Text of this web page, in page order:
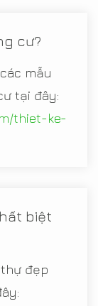
cư?
mẫu
tại đây:
thiet-ke-
biệt
đẹp